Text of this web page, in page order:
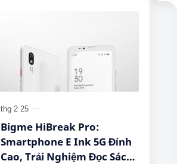
Bigme HiBreak Pro:
Smartphone E Ink 5G Đỉnh
Cao, Trải Nghiệm Đọc Sách